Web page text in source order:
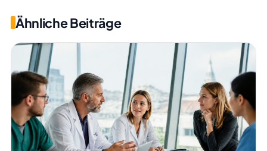
Ähnliche Beiträge